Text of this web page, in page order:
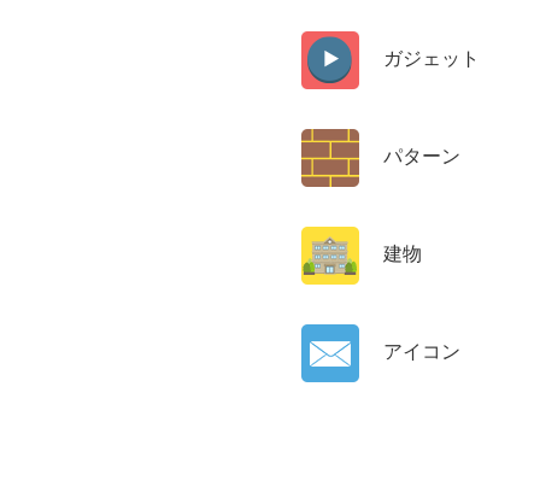
ガジェット
パターン
建物
アイコン